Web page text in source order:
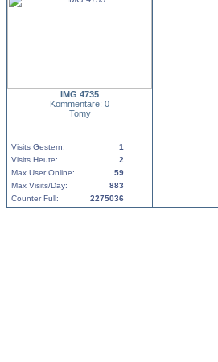
IMG 4735
Kommentare: 0
Tomy
Visits Gestern:
1
Visits Heute:
2
Max User Online:
59
Max Visits/Day:
883
Counter Full:
2275036